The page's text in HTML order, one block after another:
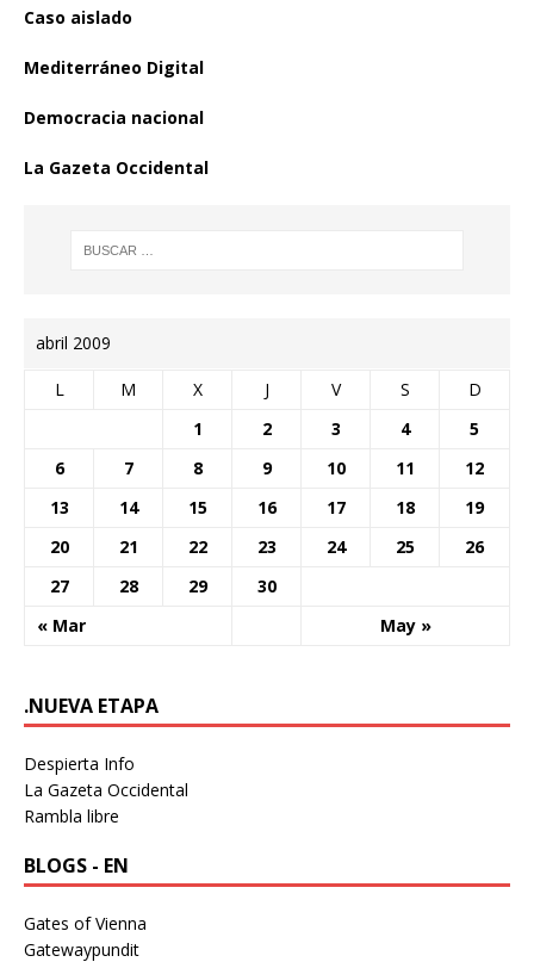
Caso aislado
Mediterráneo Digital
Democracia nacional
La Gazeta Occidental
abril 2009
L M X J V S D
« Mar May »
1 2 3 4
5
6
7 8 9 10 11
12
13
14 15 16 17 18
19
20
21 22 23 24 25
26
27
28 29 30
.NUEVA ETAPA
Despierta Info
La Gazeta Occidental
Rambla libre
BLOGS - EN
Gates of Vienna
Gatewaypundit